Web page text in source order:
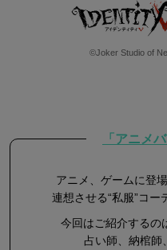
©Joker Studio of
「アニメ
アニメ、ゲームに登
連想させる“私服”コー
今回はご紹介するの
占い師、納棺師